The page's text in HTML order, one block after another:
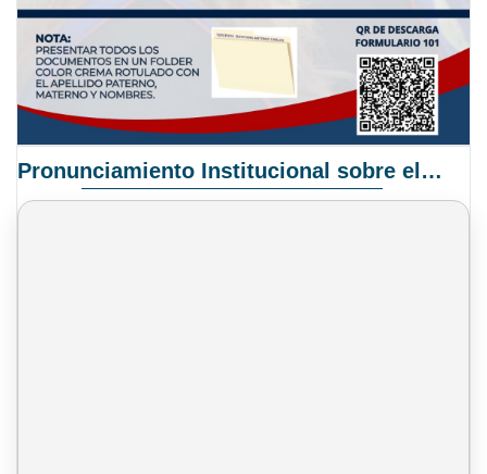
Pronunciamiento Institucional sobre el Proyecto de Ley N° 068/2025-2026 C.S.